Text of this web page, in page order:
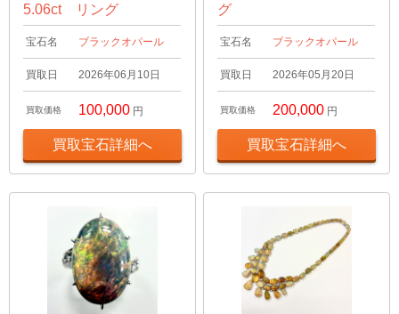
5.06ct リング
宝石名 ブラックオパール
買取日 2026年06月10日
買取価格 100,000 円
買取宝石詳細へ
グ
宝石名 ブラックオパール
買取日 2026年05月20日
買取価格 200,000 円
買取宝石詳細へ